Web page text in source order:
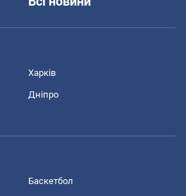
Харків
Дніпро
Баскетбол